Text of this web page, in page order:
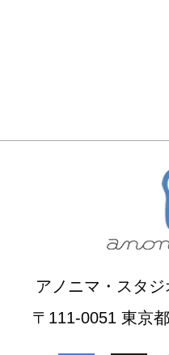
アノニマ・スタ
〒111-0051 東京